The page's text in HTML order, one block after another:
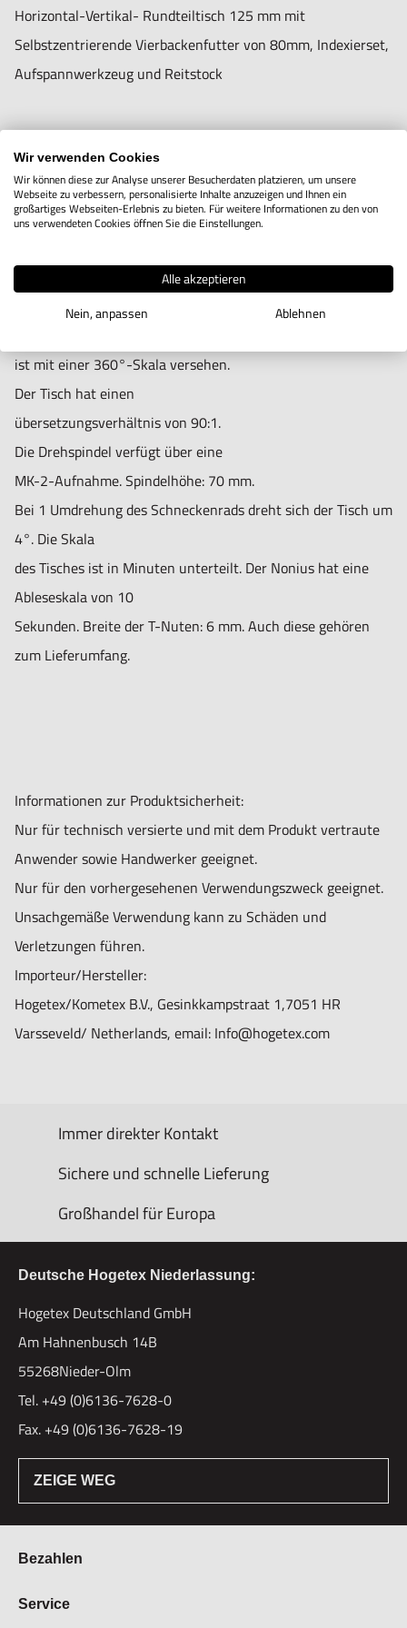
Anwender sowie Handwerker geeignet.
Nur für den vorhergesehenen Verwendungszweck geeignet.
Unsachgemäße Verwendung kann zu Schäden und
Importeur/Hersteller:
Hogetex/Kometex B.V., Gesinkkampstraat 1,7051 HR
Varsseveld/ Netherlands, email: Info@hogetex.com
Horizontal-Vertikal- Rundteiltisch 125 mm mit
Selbstzentrierende Vierbackenfutter von 80mm, Indexierset,
Aufspannwerkzeug und Reitstock
Horizontal-Vertikal-Rundteiltisch mit einer Tischgröße
von 125 mm mit Selbstzentrierende Vierbackenfutter von
80mm,
und Reitstock. Präzisionsgeschliffener Tisch und
präzisionsgeschliffenes und gehärtetes
ist mit einer 360°-Skala versehen.
Der Tisch hat einen
übersetzungsverhältnis von 90:1.
Die Drehspindel verfügt über eine
MK-2-Aufnahme. Spindelhöhe: 70 mm.
Bei 1 Umdrehung des Schneckenrads dreht sich der Tisch um
4°. Die Skala
des Tisches ist in Minuten unterteilt. Der Nonius hat eine
Ableseskala von 10
Sekunden. Breite der T-Nuten: 6 mm. Auch diese gehören
zum Lieferumfang.
Informationen zur Produktsicherheit:
Nur für technisch versierte und mit dem Produkt vertraute
Anwender sowie Handwerker geeignet.
Nur für den vorhergesehenen Verwendungszweck geeignet.
Unsachgemäße Verwendung kann zu Schäden und
Verletzungen führen.
Importeur/Hersteller:
Hogetex/Kometex B.V., Gesinkkampstraat 1,7051 HR
Varsseveld/ Netherlands, email: Info@hogetex.com
Immer direkter Kontakt
Sichere und schnelle Lieferung
Großhandel für Europa
Deutsche Hogetex Niederlassung:
Hogetex Deutschland GmbH
Am Hahnenbusch 14B
55268Nieder-Olm
Tel. +49 (0)6136-7628-0
Fax. +49 (0)6136-7628-19
ZEIGE WEG
Bezahlen
Bestellung & Zahlung
Service
Wir verwenden Cookies
Wir können diese zur Analyse unserer Besucherdaten platzieren, um unsere
Webseite zu verbessern, personalisierte Inhalte anzuzeigen und Ihnen ein
großartiges Webseiten-Erlebnis zu bieten. Für weitere Informationen zu den von
uns verwendeten Cookies öffnen Sie die Einstellungen.
Alle akzeptieren
Nein, anpassen
Ablehnen